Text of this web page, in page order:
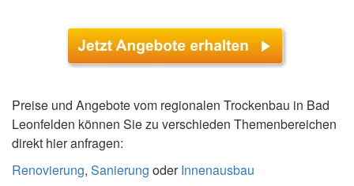
Preise und Angebote vom regionalen Trockenbau in Bad
Leonfelden können Sie zu verschieden Themenbereichen
direkt hier anfragen:
Renovierung, Sanierung oderInnenausbau